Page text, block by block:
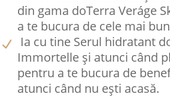
din gama doTerra Veráge
a te bucura de cele mai
Ia cu tine Serul hidratant
Immortelle și atunci când
pentru a te bucura de
atunci când nu ești acasă.